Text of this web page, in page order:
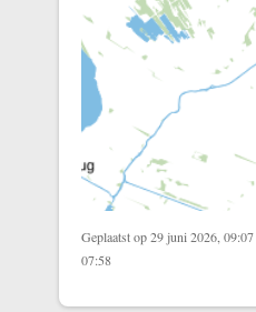
Geplaatst op 29 juni 2026, 09:07
07:58